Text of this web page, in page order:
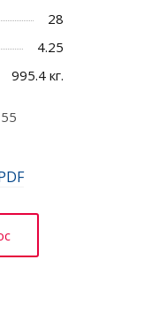
28
4.25
995.4 кг.